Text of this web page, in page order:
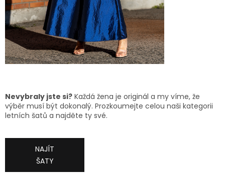
Nevybraly jste si? Každá žena je originál a my víme, že
výběr musí být dokonalý. Prozkoumejte celou naši kategorii
letních šatů a najděte ty své.
NAJÍT
ŠATY